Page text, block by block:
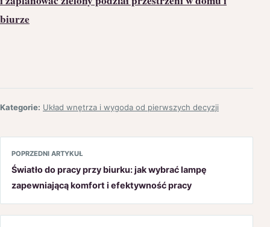
biurze
Kategorie: Układ wnętrza i wygoda od pierwszych decyzji
POPRZEDNI ARTYKUŁ
Światło do pracy przy biurku: jak wybrać lampę
zapewniającą komfort i efektywność pracy